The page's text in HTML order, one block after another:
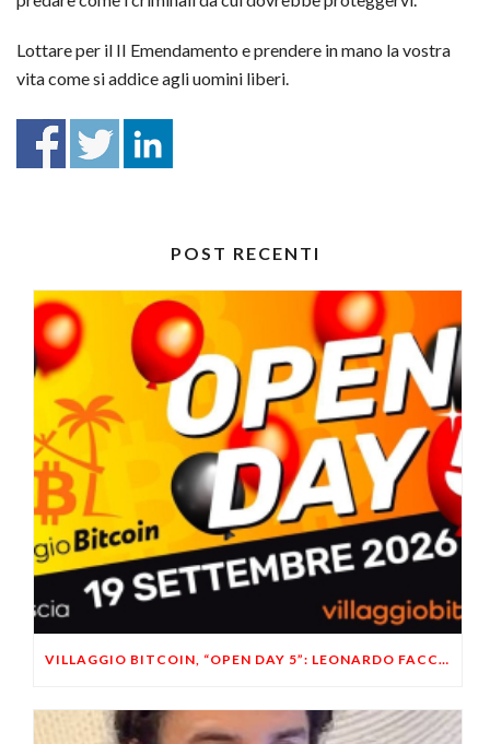
Lottare per il II Emendamento e prendere in mano la vostra
vita come si addice agli uomini liberi.
POST RECENTI
VILLAGGIO BITCOIN, “OPEN DAY 5”: LEONARDO FACCO OSPITE A BRESCIA